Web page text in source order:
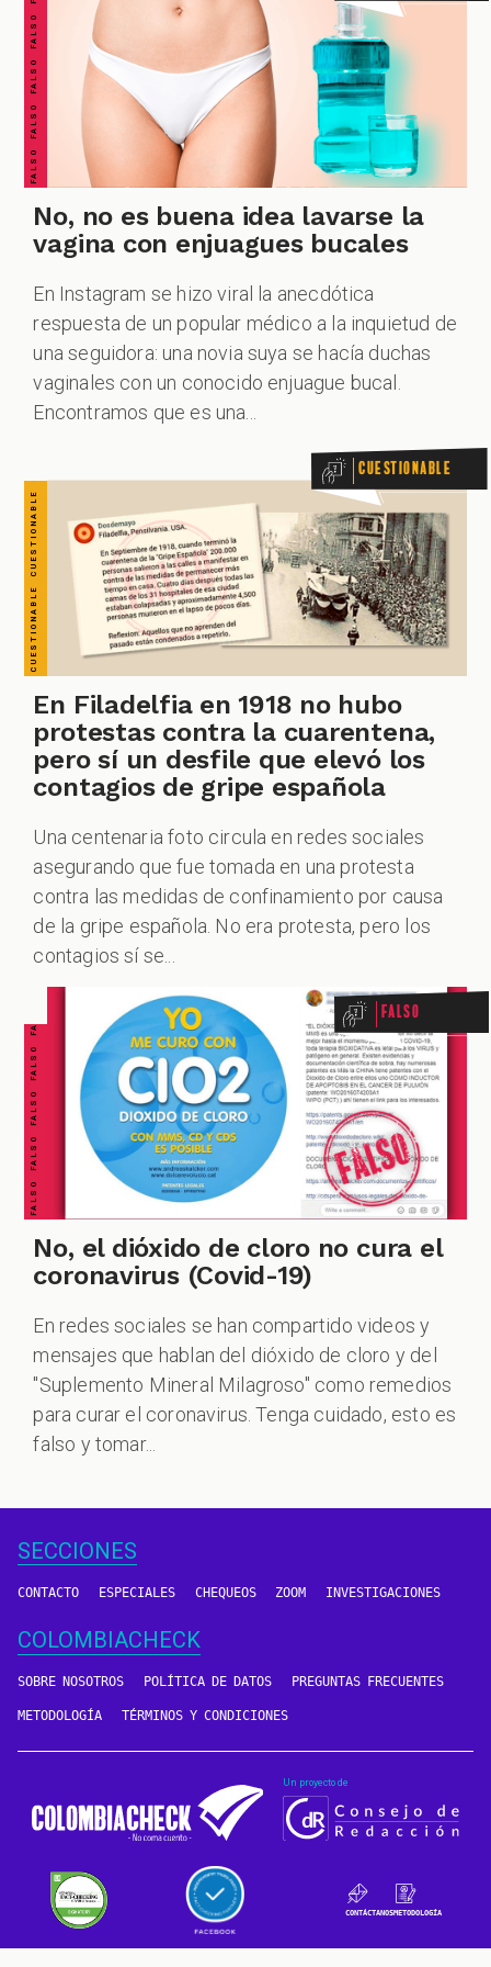
No, no es buena idea lavarse la
vagina con enjuagues bucales
En Instagram se hizo viral la anecdótica
respuesta de un popular médico a la inquietud de
una seguidora: una novia suya se hacía duchas
vaginales con un conocido enjuague bucal.
Encontramos que es una...
CUESTIONABLE CUESTIONABLE CUESTIONABLE CUESTIONABLE CUESTIONABLE CUESTIONABLE CUESTIONABLE Cuestionable
En Filadelfia en 1918 no hubo
protestas contra la cuarentena,
pero sí un desfile que elevó los
contagios de gripe española
Una centenaria foto circula en redes sociales
asegurando que fue tomada en una protesta
contra las medidas de confinamiento por causa
de la gripe española. No era protesta, pero los
contagios sí se...
FALSO FALSO FALSO FALSO FALSO FALSO FALSO Falso
No, el dióxido de cloro no cura el
coronavirus (Covid-19)
En redes sociales se han compartido videos y
mensajes que hablan del dióxido de cloro y del
"Suplemento Mineral Milagroso" como remedios
para curar el coronavirus. Tenga cuidado, esto es
falso y tomar...
SECCIONES
CONTACTO ESPECIALES CHEQUEOS ZOOM INVESTIGACIONES
COLOMBIACHECK
SOBRE NOSOTROS POLÍTICA DE DATOS PREGUNTAS FRECUENTES
METODOLOGÍA TÉRMINOS Y CONDICIONES
Un proyecto de
CONTÁCTANOSMETODOLOGÍA